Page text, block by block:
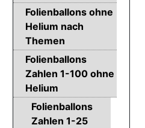
Folienballons ohne
Helium nach
Themen
Folienballons
Zahlen 1-100 ohne
Helium
Folienballons
Zahlen 1-25